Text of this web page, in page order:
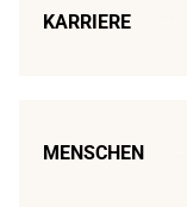
KARRIERE
MENSCHEN